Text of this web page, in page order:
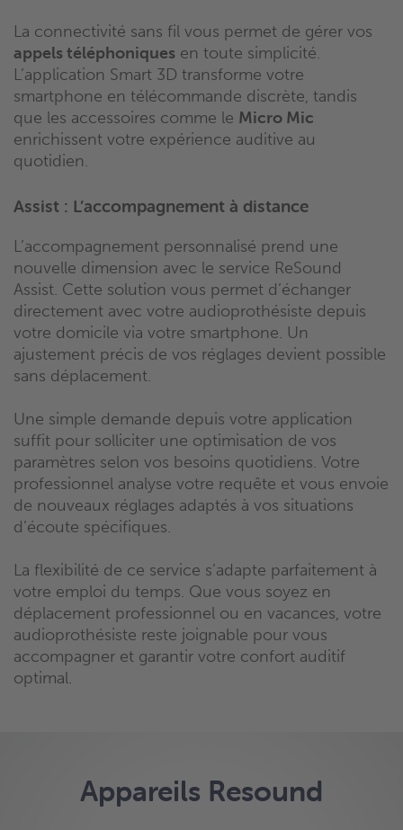
La connectivité sans fil vous permet de gérer vos
appels téléphoniques en toute simplicité.
L’application Smart 3D transforme votre
smartphone en télécommande discrète, tandis
que les accessoires comme le Micro Mic
enrichissent votre expérience auditive au
quotidien.
Assist : L’accompagnement à distance
L’accompagnement personnalisé prend une
nouvelle dimension avec le service ReSound
Assist. Cette solution vous permet d’échanger
directement avec votre audioprothésiste depuis
votre domicile via votre smartphone. Un
ajustement précis de vos réglages devient possible
sans déplacement.
Une simple demande depuis votre application
suffit pour solliciter une optimisation de vos
paramètres selon vos besoins quotidiens. Votre
professionnel analyse votre requête et vous envoie
de nouveaux réglages adaptés à vos situations
d’écoute spécifiques.
La flexibilité de ce service s’adapte parfaitement à
votre emploi du temps. Que vous soyez en
déplacement professionnel ou en vacances, votre
audioprothésiste reste joignable pour vous
accompagner et garantir votre confort auditif
optimal.
Appareils Resound